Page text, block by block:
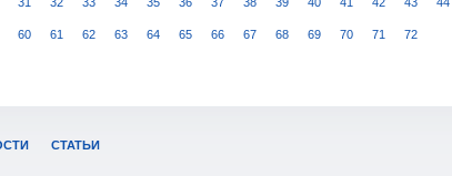
60 61 62 63 64 65 66 67 68 69 70 71 72
СТАТЬИ